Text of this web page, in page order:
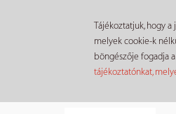
Tájékoztatjuk, hogy
melyek cookie-k
böngészője fogadja
tájékoztatónkat,